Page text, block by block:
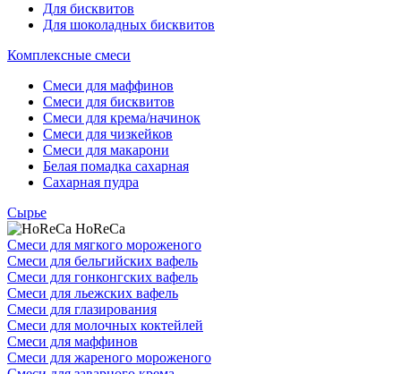
Для бисквитов
Для шоколадных бисквитов
Комплексные смеси
Смеси для маффинов
Смеси для бисквитов
Смеси для крема/начинок
Смеси для чизкейков
Смеси для макарони
Белая помадка сахарная
Сахарная пудра
Сырье
HoReCa
Смеси для мягкого мороженого
Смеси для бельгийских вафель
Смеси для гонконгских вафель
Смеси для льежских вафель
Смеси для глазирования
Смеси для молочных коктейлей
Смеси для маффинов
Смеси для жареного мороженого